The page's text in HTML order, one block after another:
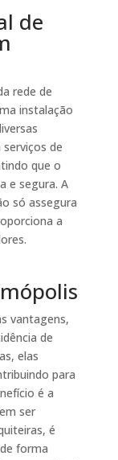
de
rede de
instalação
de
que o
e segura. A
só assegura
a
vantagens,
de
elas
para
é a
ser
é
forma